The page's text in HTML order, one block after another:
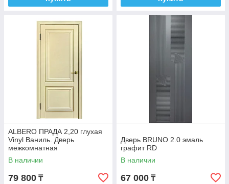
ALBERO ПРАДА 2,20 глухая
Vinyl Ваниль. Дверь
межкомнатная
В наличии
79 800 ₸
Дверь BRUNO 2.0 эмаль
графит RD
В наличии
67 000 ₸